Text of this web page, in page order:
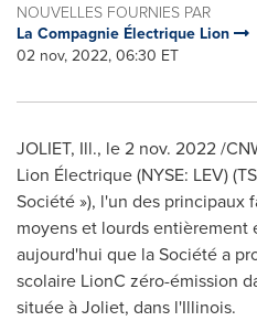
NOUVELLES FOURNIES PAR
La Compagnie Électrique Lion
02 nov, 2022, 06:30 ET
JOLIET, Ill., le2 nov. 2022/
Lion Électrique (NYSE: LEV)
Société »), l'un des principaux
moyens et lourds entièrement
aujourd'hui que la Société a
scolaire LionC zéro-émission
située àJoliet, dans l'Illinois.